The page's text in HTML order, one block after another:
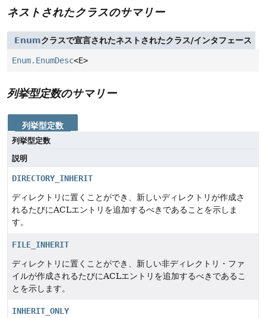
ネストされたクラスのサマリー
Enumクラスで宣言されたネストされたクラス/インタフェース
Enum.EnumDesc<E>
列挙型定数のサマリー
列挙型定数
列挙型定数
説明
DIRECTORY_INHERIT
ディレクトリに置くことができ、新しいディレクトリが作成さ
れるたびにACLエントリを追加するべきであることを示しま
す。
FILE_INHERIT
ディレクトリに置くことができ、新しい非ディレクトリ・ファ
イルが作成されるたびにACLエントリを追加するべきであるこ
とを示します。
INHERIT_ONLY